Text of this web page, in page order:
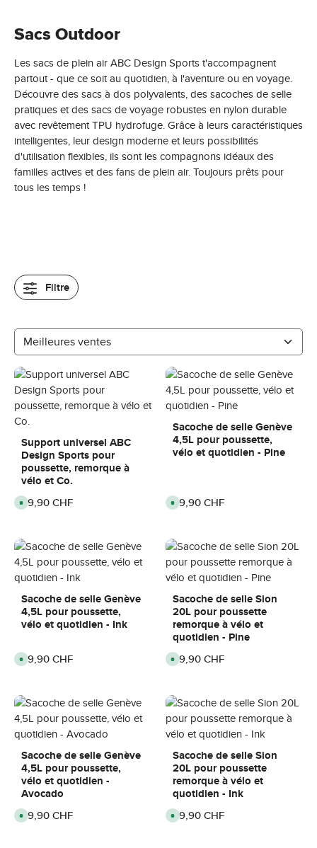
Sacs Outdoor
Les sacs de plein air ABC Design Sports t'accompagnent
partout - que ce soit au quotidien, à l'aventure ou en voyage.
Découvre des sacs à dos polyvalents, des sacoches de selle
pratiques et des sacs de voyage robustes en nylon durable
avec revêtement TPU hydrofuge. Grâce à leurs caractéristiques
intelligentes, leur design moderne et leurs possibilités
d'utilisation flexibles, ils sont les compagnons idéaux des
familles actives et des fans de plein air. Toujours prêts pour
tous les temps !
Filtre
Support universel ABC
Design Sports pour
poussette, remorque à
vélo et Co.
Prix régulier :
D
i
o
n
i
b
l
e
d
é
l
a
i
l
i
i
s
o
n
:
3
-
6
j
o
u
r
s
29,90 CHF
Sacoche de selle Genève
4,5L pour poussette,
vélo et quotidien - Pine
Prix régulier :
D
i
o
n
i
b
l
e
d
é
l
a
i
d
e
l
i
i
s
o
n
:
3
-
6
j
o
u
r
s
59,90 CHF
Sacoche de selle Genève
4,5L pour poussette,
vélo et quotidien - Ink
Prix régulier :
D
i
o
n
i
b
l
e
d
é
l
a
i
d
l
i
59,90 CHF
Sacoche de selle Sion
20L pour poussette
remorque à vélo et
quotidien - Pine
Prix régulier :
D
i
o
n
i
b
l
e
d
é
l
a
i
d
e
l
i
89,90 CHF
Sacoche de selle Genève
4,5L pour poussette,
vélo et quotidien -
Avocado
Prix régulier :
D
i
59,90 CHF
Sacoche de selle Sion
20L pour poussette
remorque à vélo et
quotidien - Ink
Prix régulier :
D
i
89,90 CHF